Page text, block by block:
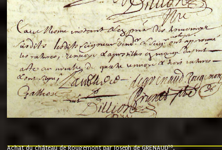
Achat du château de Rougemont par Joseph de GRENAUD10.